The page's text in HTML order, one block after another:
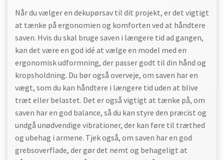
Når du vælger en dekupørsav til dit projekt, er det vigtigt
at tænke på ergonomien og komforten ved at håndtere
saven. Hvis du skal bruge saven i længere tid ad gangen,
kan det være en god idé at vælge en model med en
ergonomisk udformning, der passer godt til din hånd og
kropsholdning. Du bør også overveje, om saven har en
vægt, som du kan håndtere i længere tid uden at blive
træt eller belastet. Det er også vigtigt at tænke på, om
saven har en god balance, så du kan styre den præcist og
undgå unødvendige vibrationer, der kan føre til træthed
og ubehag i armene. Tjek også, om saven har en god
grebsoverflade, der gør det nemt og behageligt at